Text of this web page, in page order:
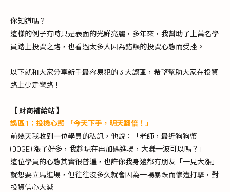
你知道嗎？
這樣的例子有時只是表面的光鮮亮麗，多年來，我幫助了上萬名學
員踏上投資之路，也看過太多人因為錯誤的投資心態而受挫。
以下就和大家分享新手最容易犯的 3 大誤區，希望幫助大家在投資
路上少走彎路！
【 財商補給站 】
誤區 1：投機心態 「今天下手，明天翻倍！」
前幾天我收到一位學員的私訊，他說：「老師，最近狗狗幣
(DOGE) 漲了好多，我趁現在再加碼進場，大賺一波可以嗎？」
這位學員的心態其實很普遍，也許你我身邊都有朋友「一見大漲」
就想要立馬進場，但往往沒多久就會因為一場暴跌而慘遭打擊，對
投資信心大減